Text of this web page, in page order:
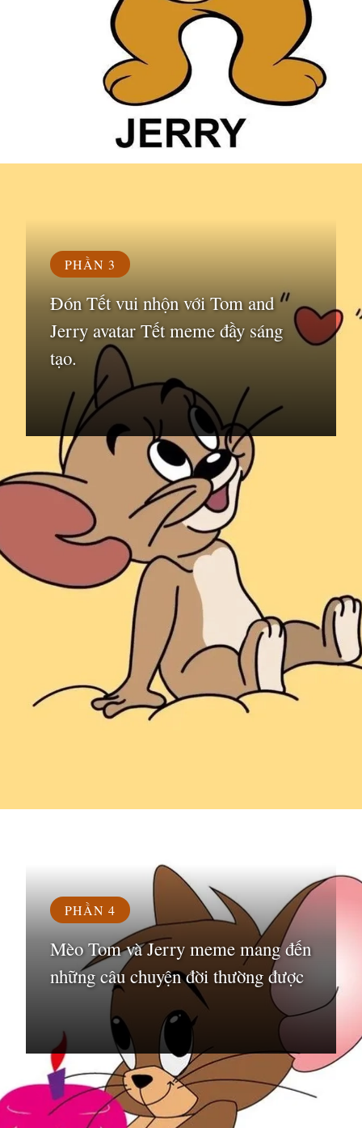
PHẦN 3
Đón Tết vui nhộn với Tom and
Jerry avatar Tết meme đầy sáng
tạo.
PHẦN 4
Mèo Tom và Jerry meme mang đến
những câu chuyện đời thường được